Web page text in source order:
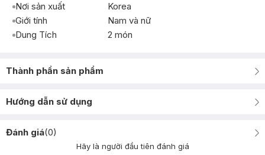
Nơi sản xuất
Korea
Giới tính
Nam và nữ
Dung Tích
2 món
Thành phần sản phẩm
Hướng dẫn sử dụng
Đánh giá(0)
Hãy là người đầu tiên đánh giá